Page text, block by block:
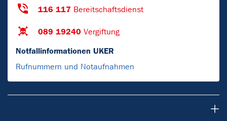
116 117 Bereitschaftsdienst
089 19240 Vergiftung
Notfallinformationen UKER
Rufnummern und Notaufnahmen